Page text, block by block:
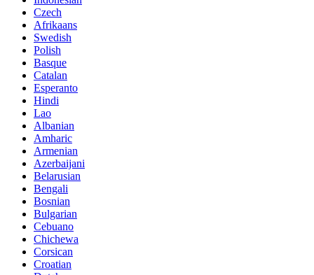
Czech
Afrikaans
Swedish
Polish
Basque
Catalan
Esperanto
Hindi
Lao
Albanian
Amharic
Armenian
Azerbaijani
Belarusian
Bengali
Bosnian
Bulgarian
Cebuano
Chichewa
Corsican
Croatian